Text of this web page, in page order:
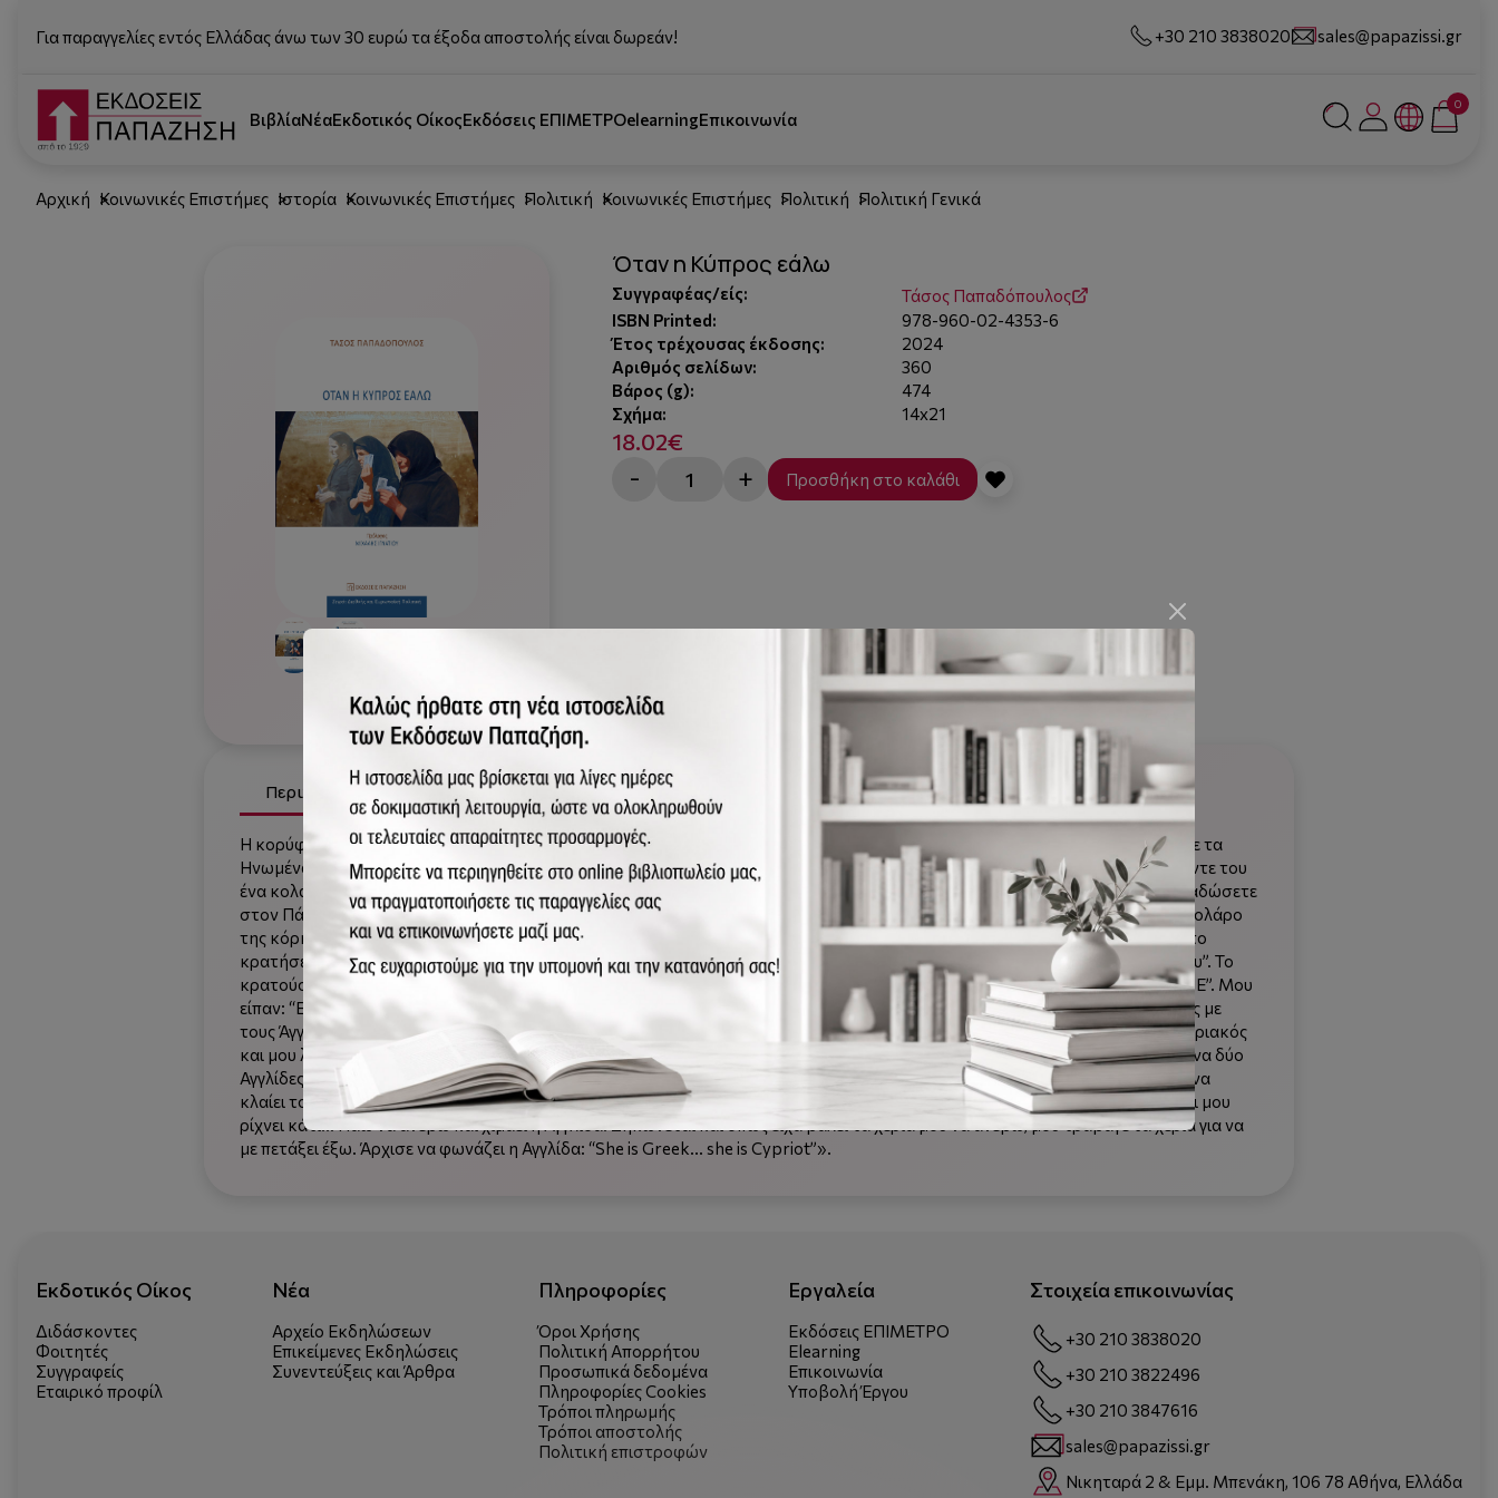
Για παραγγελίες εντός Ελλάδας άνω των 30 ευρώ τα έξοδα αποστολής είναι δωρεάν! +30 210 3838020 sales@papazissi.gr
ΒιβλίαΝέαΕκδοτικός ΟίκοςΕκδόσεις ΕΠΙΜΕΤΡΟelearningΕπικοινωνία
0
Αρχική Κοινωνικές Επιστήμες Ιστορία Κοινωνικές Επιστήμες Πολιτική Κοινωνικές Επιστήμες Πολιτική Πολιτική Γενικά
Όταν η Κύπρος εάλω
Συγγραφέας/είς:
Τάσος Παπαδόπουλος
ISBN Printed:
978-960-02-4353-6
Έτος τρέχουσας έκδοσης:
2024
Αριθμός σελίδων:
360
Βάρος (g):
474
Σχήμα:
14x21
18.02€
- + Προσθήκη στο καλάθι
Περιγραφή Χαρακτηριστικά
H κορύφωση του δράματος της Μαρίας Σταύρου: «Ύστερα από 4-5 ώρες είδαμε να μπαίνουνε μέσα στην περιοχή που είμαστε τα
Ηνωμένα Έθνη και ο τούρκικος στρατός… Κάποια Αγγλίδα μού είχε πει, “εσάς δεν μπορώ να σας σώσω, θα σώσω το παιδί. Κάντε του
ένα κολάρο με το όνομα του και που να το παραδώσω”. Έκοψα ένα κολάρο και έγραψα “Νίκη Σταύρου, ετών τόσο, θα το παραδώσετε
στον Πάτροκλο Σταύρου εκεί ή αν οτιδήποτε γίνει στην Κύπρο, στους γονείς μου, στην Αθήνα”. Την ώρα που της φόρεσα το κολάρο
της κόρης μου, κατάλαβα ότι αυτή η Αγγλίδα ήταν πάρα πολύ ζωηρή και σκέφτηκα ότι αν μου πάρει το παιδί θα το πετάξει ή το
κρατήσει εκείνη και δεν θα το δώσει. Είπα: “Δεν το δίνω το παιδί, θα παλέψω μέχρι τέλους, το πολύ πολύ να σκοτωθεί μαζί μου”. Το
κρατούσα. Κρατούσα το παιδί και ο Αυστριακός μου είπε: “Δεν σε συμφέρει, είναι αυτοί Αυστριακοί και τους μίλησα, από τα ΗΕ”. Μου
είπαν: “Είναι κατάσπαρτα πτώματα οι δρόμοι με σκοτωμένους Έλληνες… τα τανκς περνούν από πάνω. Προσπάθησε να φύγεις με
τους Άγγλους”… Μας μοίρασαν… έμεινα εγώ μόνη και νιώθω πίσω μου ένα χέρι, ένα σπρώξιμο προς τους Άγγλους, ήταν ο Αυστριακός
και μου λέει: “Πήγαινε εκεί”. Τον κοιτώ… και μου λέει: “Μην το συζητάς, πήγαινε εκεί”. Τρέχω εγώ με το παιδί, μπροστά από εμένα δύο
Αγγλίδες, θυμάμαι ήταν δύο αδερφές και τη λέγανε Aγκάθα τη μια. Όπως έτρεχα εγώ, από τον φόβο των ελικοπτέρων, άρχισε να
κλαίει το μωρό. Γυρίζει και με βλέπει αυτή, η Αγγλίδα, χιμάει επάνω μου και αρχίζει να φωνάζει: “She is Greek, she is Greek”, και μου
ρίχνει κάτι… Πάω να ανέβω και χιμάει η Αγγλίδα. Σηκώνεται και όπως είχα βάλει τα χέρια μου να ανέβω, μου τράβαγε τα χέρια για να
με πετάξει έξω. Άρχισε να φωνάζει η Αγγλίδα: “She is Greek… she is Cypriot”».
Εκδοτικός Οίκος
Διδάσκοντες
Φοιτητές
Συγγραφείς
Εταιρικό προφίλ
Νέα
Αρχείο Εκδηλώσεων
Επικείμενες Εκδηλώσεις
Συνεντεύξεις και Άρθρα
Πληροφορίες
Όροι Χρήσης
Πολιτική Απορρήτου
Προσωπικά δεδομένα
Πληροφορίες Cookies
Τρόποι πληρωμής
Τρόποι αποστολής
Πολιτική επιστροφών
Εργαλεία
Εκδόσεις ΕΠΙΜΕΤΡΟ
Elearning
Επικοινωνία
Υποβολή Έργου
Στοιχεία επικοινωνίας
+30 210 3838020
+30 210 3822496
+30 210 3847616
sales@papazissi.gr
Νικηταρά 2 & Εμμ. Μπενάκη, 106 78 Αθήνα, Ελλάδα